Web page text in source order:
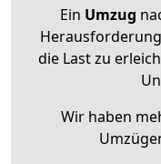
Ein Umzug
die Last zu
Wir haben